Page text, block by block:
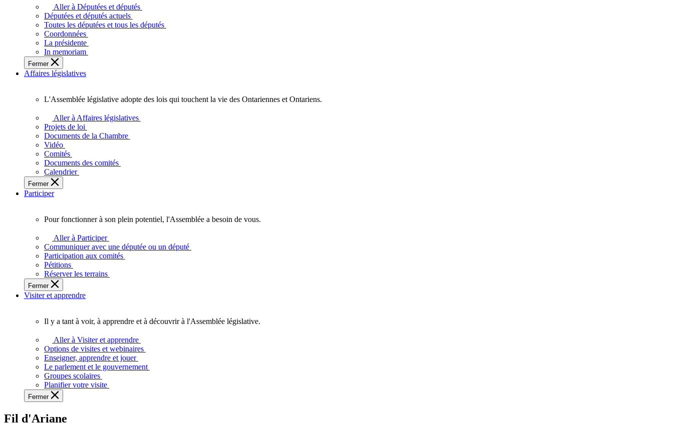
députées
députés
vous
représentent
sein
de
l'Assemblée
l'Ontario.
Aller à Députées et députés
Députées et députés actuels
Toutes les députées et tous les députés
Coordonnées
La présidente
In memoriam
Fermer
Affaires législatives
législative
adopte
touchent
vie
des
Ontariennes
Ontariens.
L'Assemblée législative adopte des lois qui touchent la vie des Ontariennes et Ontariens.
Aller à Affaires législatives
Projets de loi
Documents de la Chambre
Vidéo
Comités
Documents des comités
Calendrier
Fermer
Participer
fonctionner
plein
potentiel,
l'Assemblée
a
besoin
Pour fonctionner à son plein potentiel, l'Assemblée a besoin de vous.
Aller à Participer
Communiquer avec une députée ou un député
Participation aux comités
Pétitions
Réserver les terrains
Fermer
Visiter et apprendre
voir,
apprendre
et
découvrir
Il y a tant à voir, à apprendre et à découvrir à l'Assemblée législative.
Aller à Visiter et apprendre
Options de visites et webinaires
Enseigner, apprendre et jouer
Le parlement et le gouvernement
Groupes scolaires
Planifier votre visite
Fermer
Fil d'Ariane